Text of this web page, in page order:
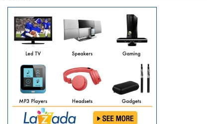
Anggota
Polsek
Kahayan
Hilir
laksanakan
Penyemprotan
Disinfektan
di
Sekitaran
Stadion
H.M
Sanusi